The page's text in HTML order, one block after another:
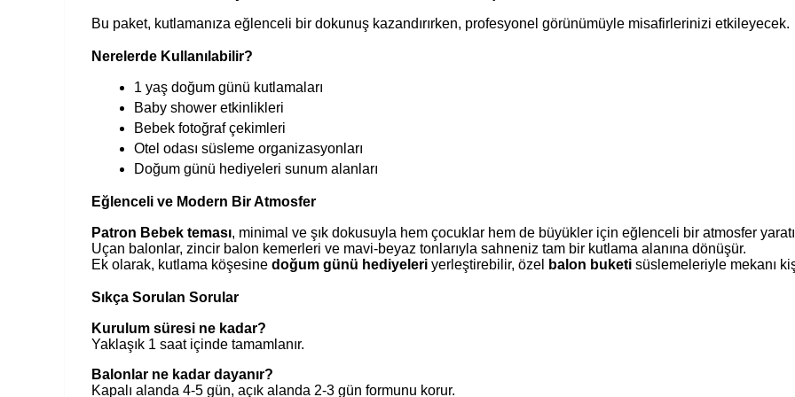
Bu paket, kutlamanıza eğlenceli bir dokunuş kazandırırken, profesyonel görünümüyle misafirlerinizi etkileyecek.
Nerelerde Kullanılabilir?
1 yaş doğum günü kutlamaları
Baby shower etkinlikleri
Bebek fotoğraf çekimleri
Otel odası süsleme organizasyonları
Doğum günü hediyeleri sunum alanları
Eğlenceli ve Modern Bir Atmosfer
Patron Bebek teması, minimal ve şık dokusuyla hem çocuklar hem de büyükler için eğlenceli bir atmosfer
Uçan balonlar, zincir balon kemerleri ve mavi-beyaz tonlarıyla sahneniz tam bir kutlama alanına dönüşür.
Ek olarak, kutlama köşesine doğum günü hediyeleri yerleştirebilir, özel balon buketi süslemeleriyle mekanı
Sıkça Sorulan Sorular
Kurulum süresi ne kadar?
Yaklaşık 1 saat içinde tamamlanır.
Balonlar ne kadar dayanır?
Kapalı alanda 4-5 gün, açık alanda 2-3 gün formunu korur.